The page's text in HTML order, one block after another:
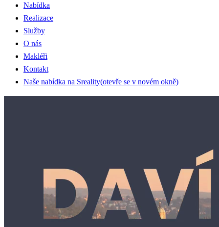
Nabídka
Realizace
Služby
O nás
Makléři
Kontakt
Naše nabídka na Sreality(otevře se v novém okně)